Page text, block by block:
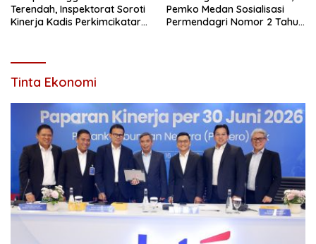
Terendah, Inspektorat Soroti
Kinerja Kadis Perkimcikataru
Pemko Medan Sosialisasi
Permendagri Nomor 2 Tahun
Tinta Ekonomi